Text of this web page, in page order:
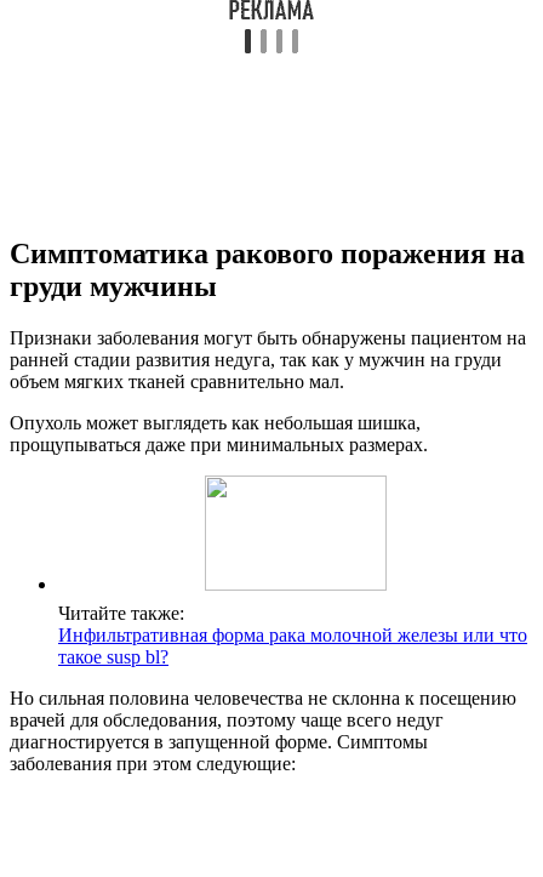
Симптоматика ракового поражения на
груди мужчины
Признаки заболевания могут быть обнаружены пациентом на
ранней стадии развития недуга, так как у мужчин на груди
объем мягких тканей сравнительно мал.
Опухоль может выглядеть как небольшая шишка,
прощупываться даже при минимальных размерах.
Читайте также:
Инфильтративная форма рака молочной железы или что
такое susp bl?
Но сильная половина человечества не склонна к посещению
врачей для обследования, поэтому чаще всего недуг
диагностируется в запущенной форме. Симптомы
заболевания при этом следующие: